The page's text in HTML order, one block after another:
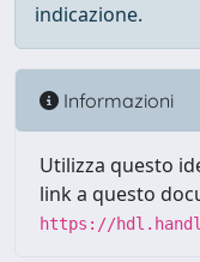
indicazione.
Informazioni
Utilizza questo
link a questo
https://